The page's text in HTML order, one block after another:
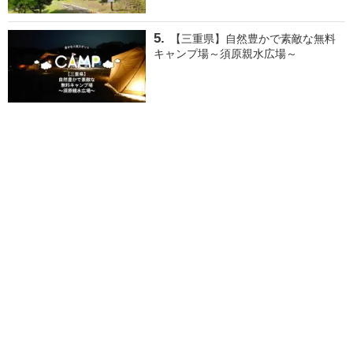
【三重県】自然豊かで素敵な無料
キャンプ場～須原親水広場～